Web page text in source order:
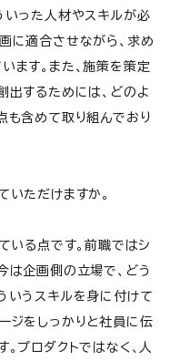
いった人材やスキルが必
に適合させながら、求め
ます。また、施策を策定
出するためには、どのよ
も含めて取り組んでおり
いただけますか。
いる点です。前職ではシ
は企画側の立場で、どう
いうスキルを身に付けて
ジをしっかりと社員に伝
プロダクトではなく、人